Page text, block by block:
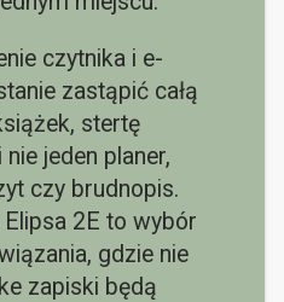
czytnika i e-
zastąpić całą
stertę
jeden planer,
czy brudnopis.
2E to wybór
gdzie nie
zapiski będą